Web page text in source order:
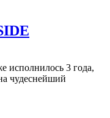
исполнилось 3 года,
чудеснейший